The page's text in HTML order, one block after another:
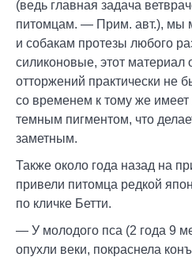
(ведь главная задача
питомцам. — Прим. авт.), мы
и собакам протезы любого
силиконовые, этот материал
отторжений практически не
со временем к тому же имеет
темным пигментом, что
заметным.
Также около года назад на
привели питомца редкой
по кличке Бетти.
— У молодого пса (2 года 9
опухли веки, покраснела